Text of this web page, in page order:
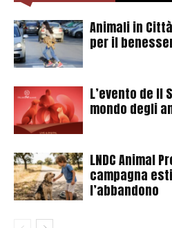
Animali in
per il
L’evento de Il
mondo degli
LNDC Animal
campagna
l’abbandono